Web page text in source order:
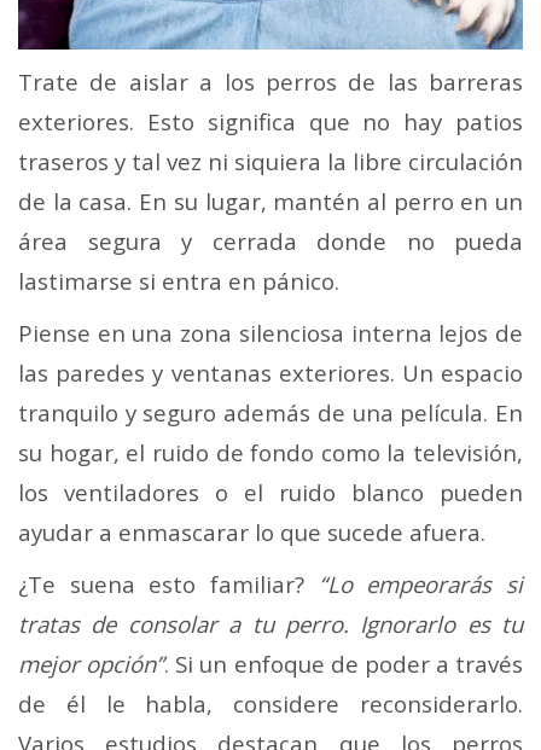
Trate de aislar a los perros de las barreras
exteriores. Esto significa que no hay patios
traseros y tal vez ni siquiera la libre circulación
de la casa. En su lugar, mantén al perro en un
área segura y cerrada donde no pueda
lastimarse si entra en pánico.
Piense en una zona silenciosa interna lejos de
las paredes y ventanas exteriores. Un espacio
tranquilo y seguro además de una película. En
su hogar, el ruido de fondo como la televisión,
los ventiladores o el ruido blanco pueden
ayudar a enmascarar lo que sucede afuera.
¿Te suena esto familiar? “Lo empeorarás si
tratas de consolar a tu perro. Ignorarlo es tu
mejor opción”. Si un enfoque de poder a través
de él le habla, considere reconsiderarlo.
Varios estudios destacan que los perros